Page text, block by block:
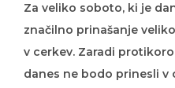
Za veliko soboto, ki je
značilno prinašanje
v cerkev. Zaradi
danes ne bodo prinesli v